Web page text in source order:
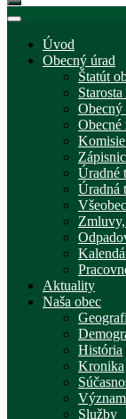
Úvod
Obecný úrad
Štatút
Obecný
Obecné
Úradné
Úradná
Aktuality
Naša obec
História
Kronika
Služby